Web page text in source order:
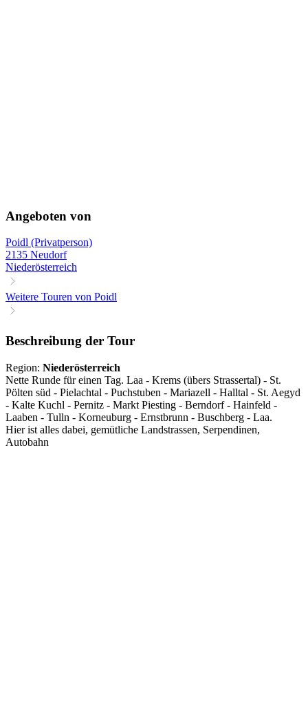
Angeboten von
Poidl (Privatperson)
2135 Neudorf
Niederösterreich
Weitere Touren von Poidl
Beschreibung der Tour
Region: Niederösterreich
Nette Runde für einen Tag. Laa - Krems (übers Strassertal) - St.
Pölten süd - Pielachtal - Puchstuben - Mariazell - Halltal - St. Aegyd
- Kalte Kuchl - Pernitz - Markt Piesting - Berndorf - Hainfeld -
Laaben - Tulln - Korneuburg - Ernstbrunn - Buschberg - Laa.
Hier ist alles dabei, gemütliche Landstrassen, Serpendinen,
Autobahn